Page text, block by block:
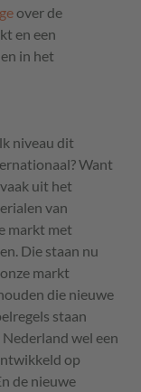
over de
en een
in het
niveau dit
Want
uit het
van
markt met
Die staan nu
markt
die nieuwe
staan
wel een
op
de nieuwe